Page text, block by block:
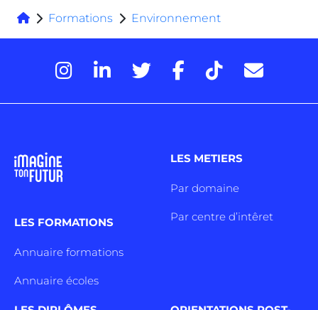
Formations Environnement
LES FORMATIONS
Annuaire formations
Annuaire écoles
LES METIERS
Par domaine
Par centre d’intêret